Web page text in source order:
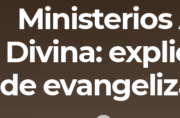
Divina:
de